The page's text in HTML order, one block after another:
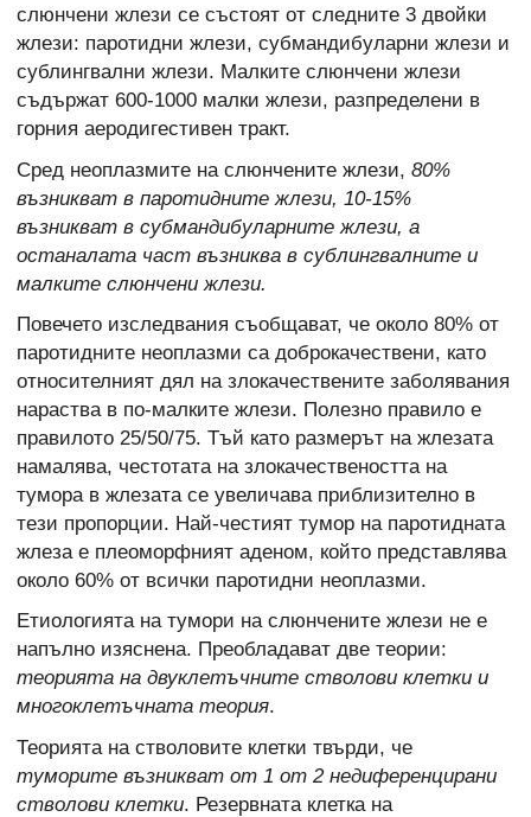
слюнчени жлези се състоят от следните 3 двойки
жлези: паротидни жлези, субмандибуларни жлези и
сублингвални жлези. Малките слюнчени жлези
съдържат 600-1000 малки жлези, разпределени в
горния аеродигестивен тракт.
Сред неоплазмите на слюнчените жлези, 80%
възникват в паротидните жлези, 10-15%
възникват в субмандибуларните жлези, а
останалата част възниква в сублингвалните и
малките слюнчени жлези.
Повечето изследвания съобщават, че около 80% от
паротидните неоплазми са доброкачествени, като
относителният дял на злокачествените заболявания
нараства в по-малките жлези. Полезно правило е
правилото 25/50/75. Тъй като размерът на жлезата
намалява, честотата на злокачествеността на
тумора в жлезата се увеличава приблизително в
тези пропорции. Най-честият тумор на паротидната
жлеза е плеоморфният аденом, който представлява
около 60% от всички паротидни неоплазми.
Етиологията на тумори на слюнчените жлези не е
напълно изяснена. Преобладават две теории:
теорията на двуклетъчните стволови клетки и
многоклетъчната теория.
Теорията на стволовите клетки твърди, че
туморите възникват от 1 от 2 недиференцирани
стволови клетки. Резервната клетка на